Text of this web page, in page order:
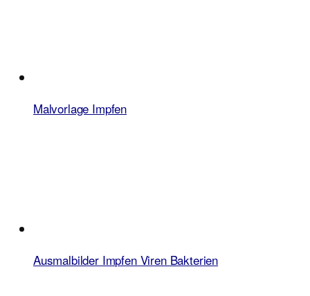
Malvorlage Impfen
Ausmalbilder Impfen Viren Bakterien